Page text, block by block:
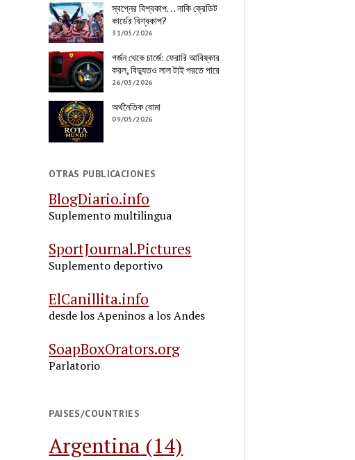
স্বপ্নের বিশ্বকাপ… নাকি ক্রেডিট
কার্ডের বিশ্বকাপ?
31/05/2026
গর্জন থেকে চার্জে: ফেরারি আবিষ্কার
করল, বিদ্যুতও লাল টাই পরতে পারে
26/05/2026
অর্থনৈতিক বোমা
09/05/2026
OTRAS PUBLICACIONES
BlogDiario.info
Suplemento multilingua
SportJournal.Pictures
Suplemento deportivo
ElCanillita.info
desde los Apeninos a los Andes
SoapBoxOrators.org
Parlatorio
PAISES/COUNTRIES
Argentina (14)